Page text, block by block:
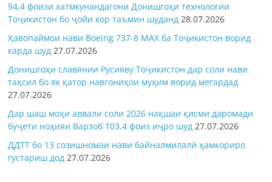
94,4 фоизи хатмкунандагони Донишгоҳи технологии
Тоҷикистон бо ҷойи кор таъмин шуданд 28.07.2026
Ҳавопаймои нави Boeing 737-8 MAX ба Тоҷикистон ворид
карда шуд 27.07.2026
Донишгоҳи славянии Русияву Тоҷикистон дар соли нави
таҳсил бо як қатор навгониҳои муҳим ворид мегардад
27.07.2026
Дар шаш моҳи аввали соли 2026 нақшаи қисми даромади
буҷети ноҳияи Варзоб 103,4 фоиз иҷро шуд 27.07.2026
ДДТТ бо 13 созишномаи нави байналмилалӣ ҳамкориро
густариш дод 27.07.2026